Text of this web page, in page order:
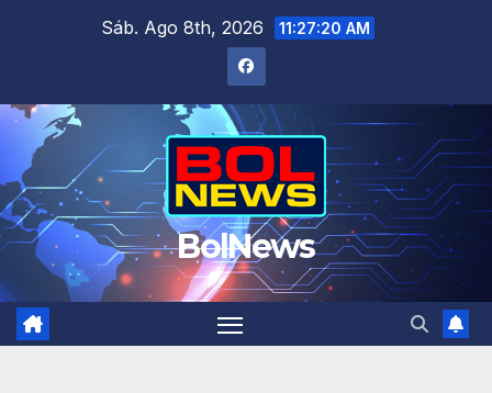
Sáb. Ago 8th, 2026 11:27:20 AM
BolNews